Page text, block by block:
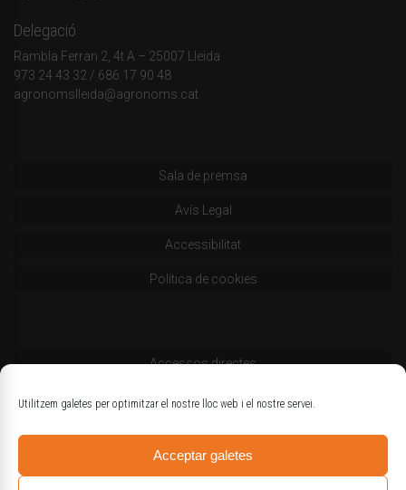
Utilitzem galetes per optimitzar el nostre lloc web i el nostre servei.
Acceptar galetes
Delegació
Rambla Ferran 2, 4t A – 25007 Lleida
973 24 43 32 / 686 17 90 48
agronomslleida@agronoms.cat
Sala de premsa
Avís Legal
Accessibilitat
Política de cookies
Accessos directes
Codi deontològic
Estatuts
Logotips oficials